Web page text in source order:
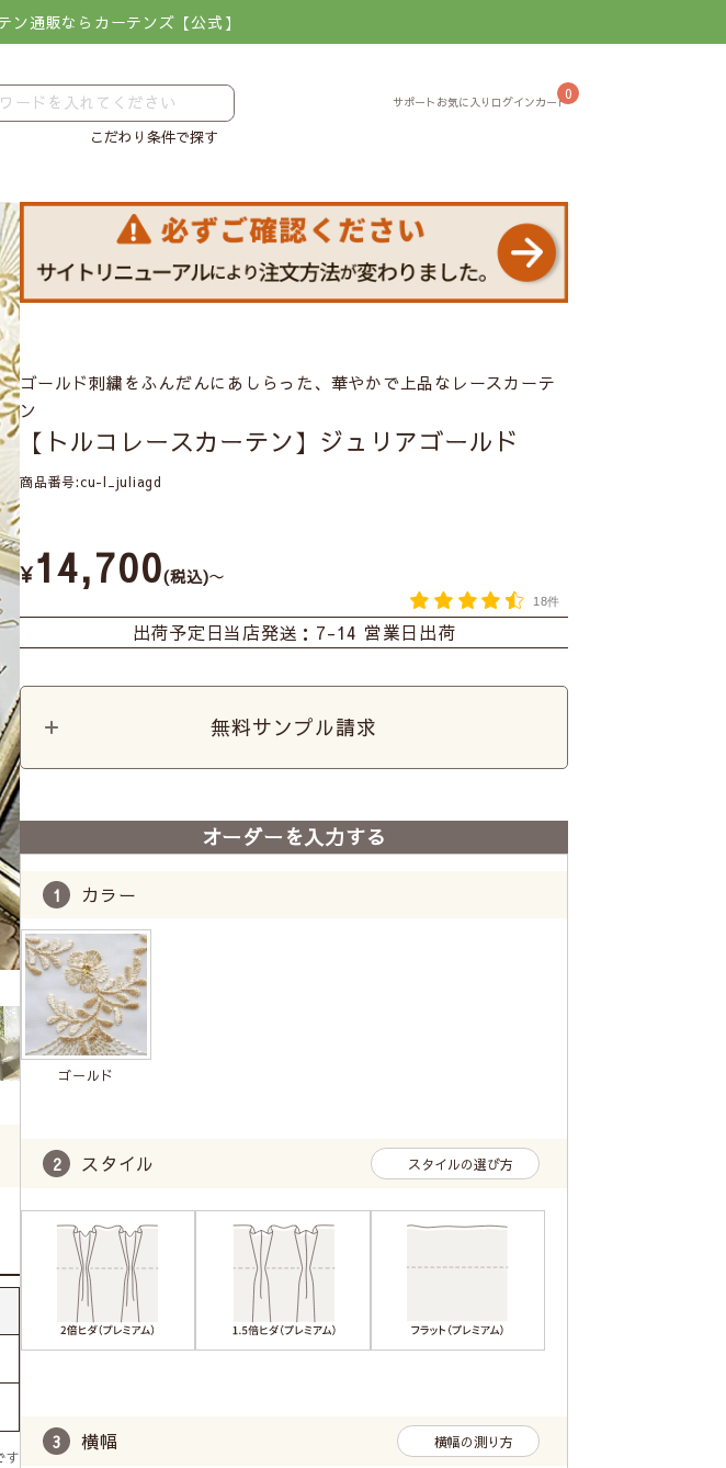
ン通販ならカーテンズ【公式】
こだわり条件で探す
0
す
ゴールド刺繍をふんだんにあしらった、華やかで上品なレースカーテ
ン
【トルコレースカーテン】ジュリアゴールド
商品番号 cu-l_juliagd
¥14,700 税込 〜
18件
出荷予定日当店発送：7-14 営業日出荷
無料サンプル請求
オーダーを入力する
カラー
ゴールド
スタイル スタイルの選び方
横幅 横幅の測り方